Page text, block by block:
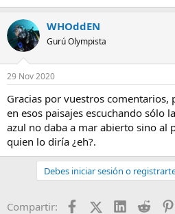
WHOddEN
Gurú Olympista
29 Nov 2020
Gracias por vuestros comentarios,
en esos paisajes escuchando sólo
azul no daba a mar abierto sino al
quien lo diría ¿eh?.
Debes iniciar sesión o
Compartir: FacebookX (Twitter)
LinkedIn
Reddit